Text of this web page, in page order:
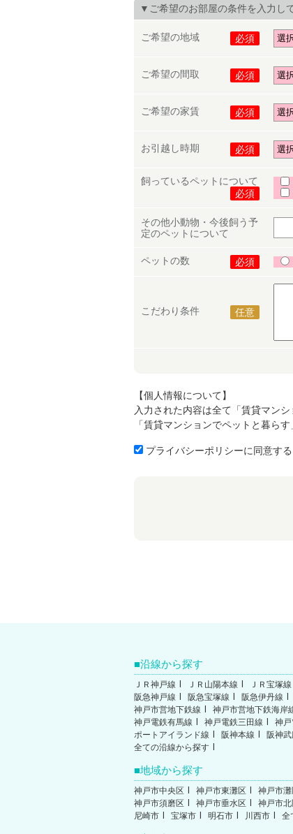
▼ご希望のお部屋の条件を入力し
ご希望の地域 必須
ご希望の間取 必須
ご希望の家賃 必須
お引越し時期 必須
飼っているペットについて
必須
その他小動物・今後飼う予
定のペットについて
ペットの数 必須
こだわり条件 任意
【個人情報について】
入力された内容は全て「賃貸マン
「賃貸マンションでペットと暮ら
プライバシーポリシーに同意する
沿線から探す
ＪＲ神戸線 ＪＲ山陽本線 ＪＲ宝塚線
阪急神戸線
阪急宝塚線 阪急伊丹線
神戸市営地下鉄線
神戸市営地下鉄海岸
神戸電鉄有馬線
神戸電鉄三田線 神
ポートアイランド線
阪神本線 阪神
全ての沿線から探す
地域から探す
神戸市中央区 神戸市東灘区 神戸市
神戸市須磨区
神戸市垂水区 神戸市
尼崎市
宝塚市 明石市 川西市 全